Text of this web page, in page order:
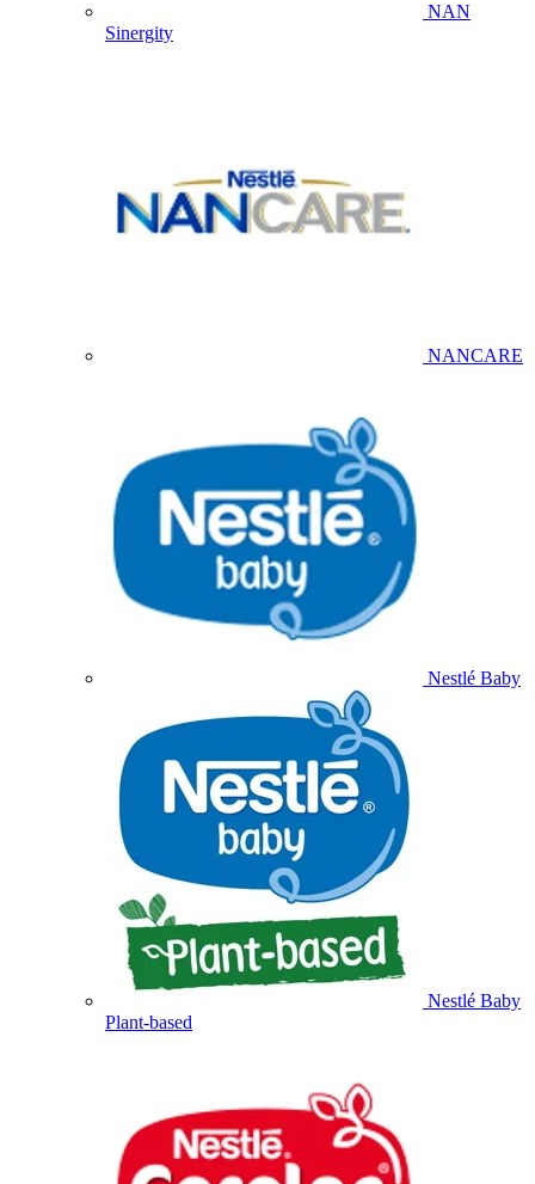
NAN
Sinergity
NANCARE
Nestlé Baby
Nestlé Baby
Plant-based